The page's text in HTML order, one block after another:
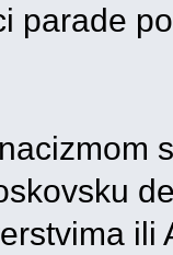
parade
ili